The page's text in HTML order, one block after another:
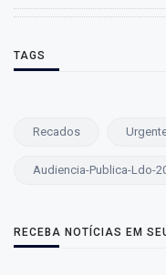
TAGS
Recados
Audiencia-Publica-Ldo-
RECEBA NOTÍCIAS EM